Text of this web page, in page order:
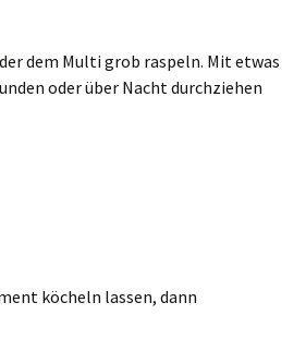
dem Multi grob raspeln. Mit etwas
oder über Nacht durchziehen
köcheln lassen, dann